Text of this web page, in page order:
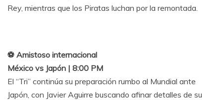
Rey, mientras que los Piratas luchan por la remontada.
⚽ Amistoso internacional
México vs Japón | 8:00 PM
El “Tri” continúa su preparación rumbo al Mundial ante
Japón, con Javier Aguirre buscando afinar detalles de su